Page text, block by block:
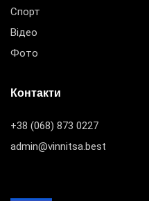
Спорт
Відео
Фото
Контакти
+38 (068) 873 0227
admin@vinnitsa.best